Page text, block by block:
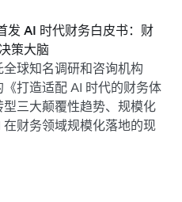
AI 时代财务白皮书：财
策大脑
球知名调研和咨询机构
打造适配 AI 时代的财务体
三大颠覆性趋势、规模化
财务领域规模化落地的现